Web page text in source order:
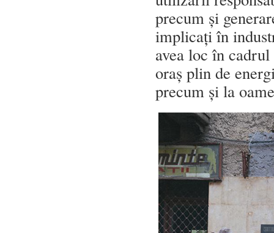
precum și
implicați în
avea loc în
oraș plin de
precum și la